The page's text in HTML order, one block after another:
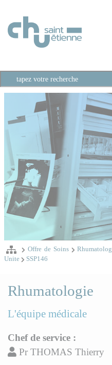
Offre de Soins
Unite
SSP146
Rhumatologie
L'équipe médicale
Chef de service :
Pr THOMAS Thierry